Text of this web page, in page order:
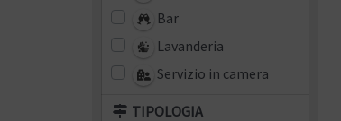
Bar
Lavanderia
Servizio in camera
TIPOLOGIA